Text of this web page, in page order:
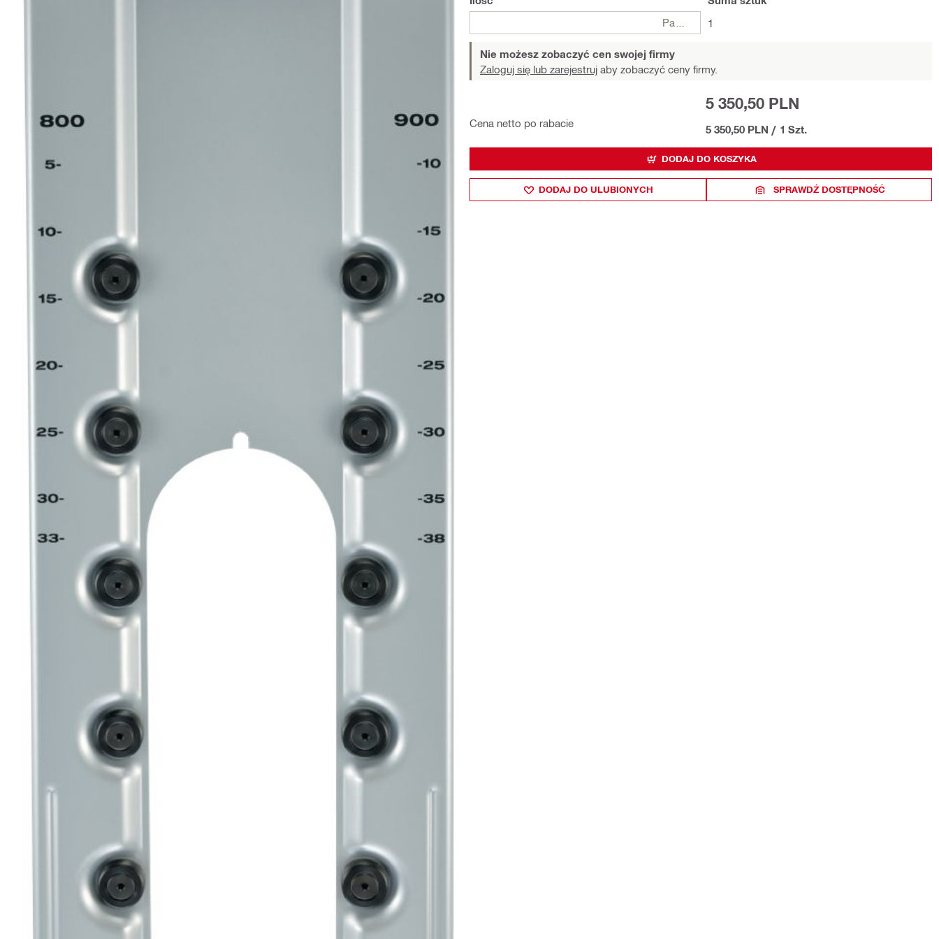
1
Nie możesz zobaczyć cen swojej firmy
Zaloguj się lub zarejestruj aby zobaczyć ceny firmy.
Cena netto po rabacie
5 350,50 PLN
5 350,50 PLN / 1 Szt.
DODAJ DO KOSZYKA
DODAJ DO ULUBIONYCH SPRAWDŹ DOSTĘPNOŚĆ